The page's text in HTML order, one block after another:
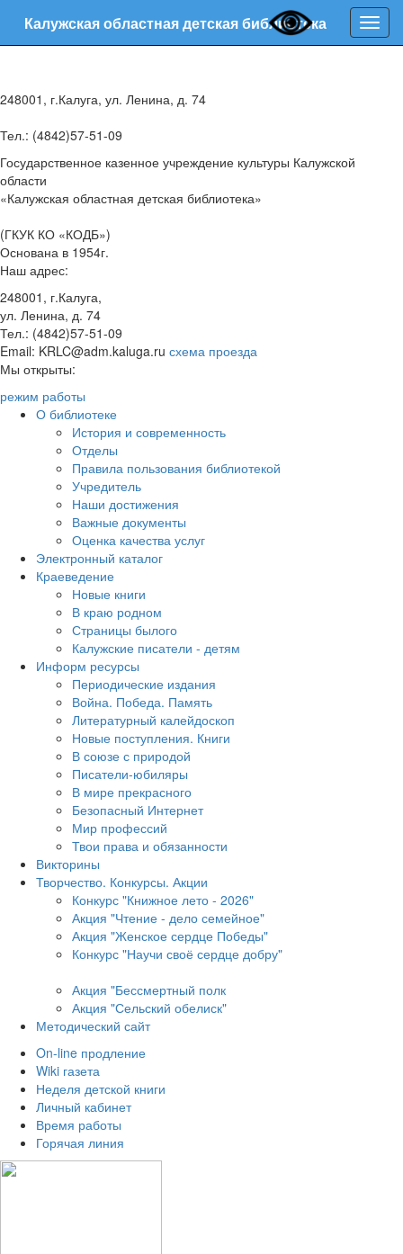
Калужская областная детская библиотека
248001, г.Калуга, ул. Ленина, д. 74
Тел.: (4842)57-51-09
Государственное казенное учреждение культуры Калужской
области
«Калужская областная детская библиотека»
(ГКУК КО «КОДБ»)
Основана в 1954г.
Наш адрес:
248001, г.Калуга,
ул. Ленина, д. 74
Тел.: (4842)57-51-09
Email: KRLC@adm.kaluga.ru схема проезда
Мы открыты:
режим работы
О библиотеке
История и современность
Отделы
Правила пользования библиотекой
Учредитель
Наши достижения
Важные документы
Оценка качества услуг
Электронный каталог
Краеведение
Новые книги
В краю родном
Страницы былого
Калужские писатели - детям
Информ ресурсы
Периодические издания
Война. Победа. Память
Литературный калейдоскоп
Новые поступления. Книги
В союзе с природой
Писатели-юбиляры
В мире прекрасного
Безопасный Интернет
Мир профессий
Твои права и обязанности
Викторины
Творчество. Конкурсы. Акции
Конкурс "Книжное лето - 2026"
Акция "Чтение - дело семейное"
Акция "Женское сердце Победы"
Конкурс "Научи своё сердце добру"
Акция "Бессмертный полк
Акция "Сельский обелиск"
Методический сайт
On-line продление
Wiki газета
Неделя детской книги
Личный кабинет
Время работы
Горячая линия